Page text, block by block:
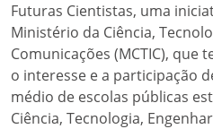
Futuras Cientistas, uma
Ministério da Ciência,
Comunicações (MCTIC),
o interesse e a participação
médio de escolas públicas
Ciência, Tecnologia,